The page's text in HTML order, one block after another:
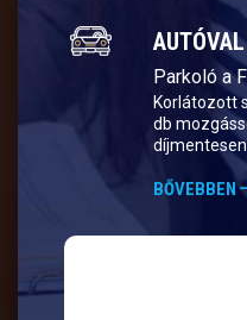
AUTÓVAL
Parkoló a
Korlátozott
db
BŐVEBBEN